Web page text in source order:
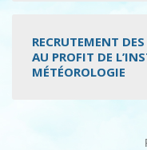
RECRUTEMENT
AU PROFIT DE
MÉTÉOROLOGIE